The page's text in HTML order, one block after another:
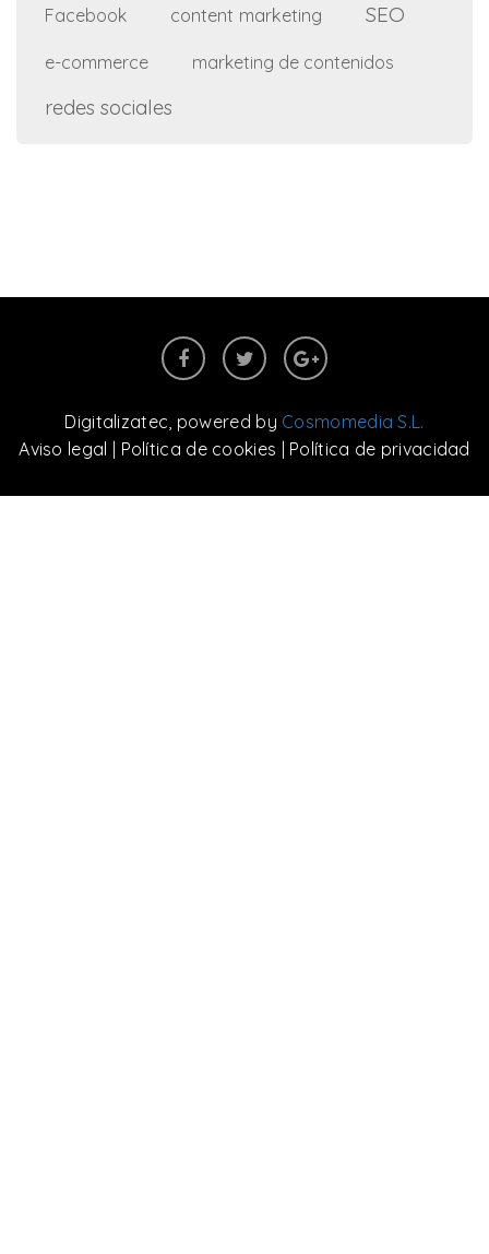
Facebook content marketing SEO
e-commerce marketing de contenidos
redes sociales
Digitalizatec, powered by Cosmomedia S.L.
Aviso legal
Política de cookies Política de privacidad